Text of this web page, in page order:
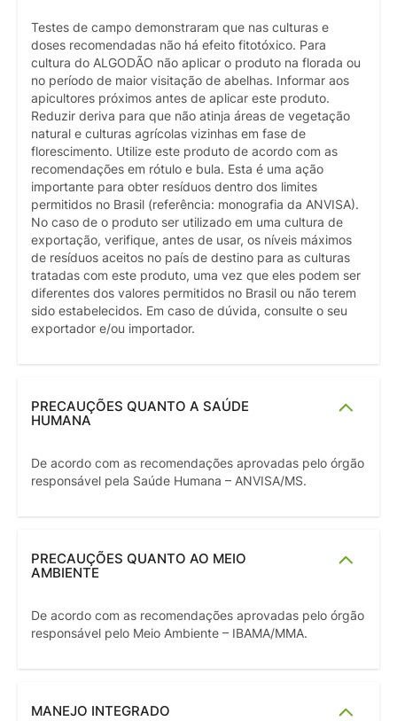
Testes de campo demonstraram que nas culturas e
doses recomendadas não há efeito fitotóxico. Para
cultura do ALGODÃO não aplicar o produto na florada ou
no período de maior visitação de abelhas. Informar aos
apicultores próximos antes de aplicar este produto.
Reduzir deriva para que não atinja áreas de vegetação
natural e culturas agrícolas vizinhas em fase de
florescimento. Utilize este produto de acordo com as
recomendações em rótulo e bula. Esta é uma ação
importante para obter resíduos dentro dos limites
permitidos no Brasil (referência: monografia da ANVISA).
No caso de o produto ser utilizado em uma cultura de
exportação, verifique, antes de usar, os níveis máximos
de resíduos aceitos no país de destino para as culturas
tratadas com este produto, uma vez que eles podem ser
diferentes dos valores permitidos no Brasil ou não terem
sido estabelecidos. Em caso de dúvida, consulte o seu
exportador e/ou importador.
PRECAUÇÕES QUANTO A SAÚDE
HUMANA
De acordo com as recomendações aprovadas pelo órgão
responsável pela Saúde Humana – ANVISA/MS.
PRECAUÇÕES QUANTO AO MEIO
AMBIENTE
De acordo com as recomendações aprovadas pelo órgão
responsável pelo Meio Ambiente – IBAMA/MMA.
MANEJO INTEGRADO